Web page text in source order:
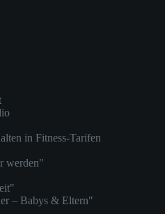
in Fitness-Tarifen
werden"
– Babys & Eltern"